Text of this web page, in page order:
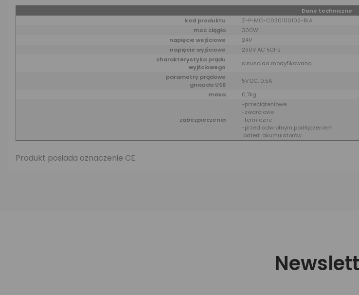
Dane techniczne
kod produktu
Z-P-MC-C030100102-BLA
moc ciągła
300W
napięcie wejściowe
24V
napięcie wyjściowe
230V AC 50Hz
charakterystyka prądu
wyjściowego
sinusoida modyfikowana
parametry prądowe
gniazda USB
5V DC, 0.5A
masa
0,7kg
zabezpieczenia
-przeciążeniowe
-zwarciowe
-termiczne
-przed odwrotnym podłączeniem
baterii akumulatorów
Produkt posiada oznaczenie CE.